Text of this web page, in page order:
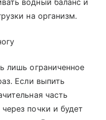
на организм.
лишь ограниченное
Если выпить
часть
почки и будет